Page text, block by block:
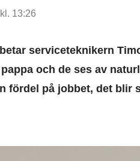
13:26
serviceteknikern
och de ses av
fördel på jobbet, det blir